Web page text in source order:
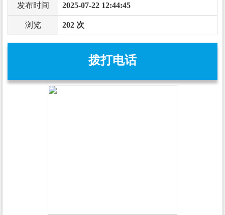
发布时间 2025-07-22 12:44:45
浏览 202 次
拨打电话